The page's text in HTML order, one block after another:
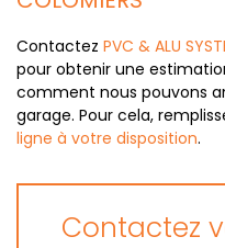
Contactez PVC & ALU
pour obtenir une
comment nous pouvons
garage. Pour cela,
ligne à votre disposition.
Contactez